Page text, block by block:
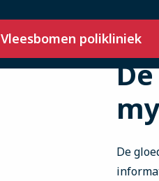
Vleesbomen polikliniek
De